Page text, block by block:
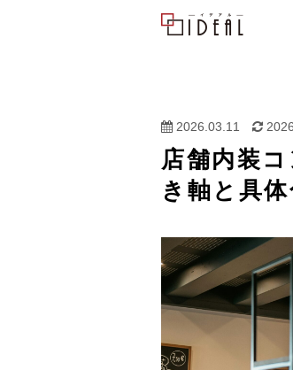
2026.03.11
店舗内装
き軸と具